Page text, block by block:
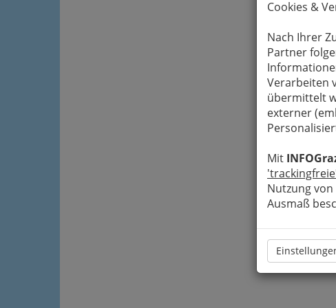
Cookies &
Nach Ihrer
Partner
Verarbeiten
übermittelt
externer
Mit
Nutzung
Ausmaß